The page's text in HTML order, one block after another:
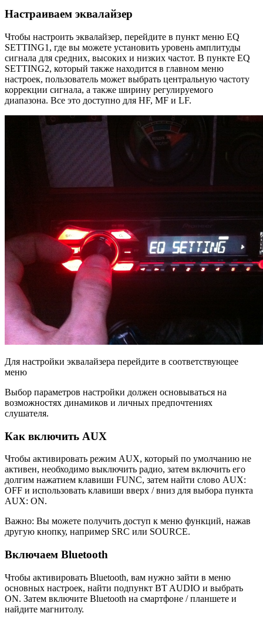
Настраиваем эквалайзер
Чтобы настроить эквалайзер, перейдите в пункт меню EQ
SETTING1, где вы можете установить уровень амплитуды
сигнала для средних, высоких и низких частот. В пункте EQ
SETTING2, который также находится в главном меню
настроек, пользователь может выбрать центральную частоту
коррекции сигнала, а также ширину регулируемого
диапазона. Все это доступно для HF, MF и LF.
Для настройки эквалайзера перейдите в соответствующее
меню
Выбор параметров настройки должен основываться на
возможностях динамиков и личных предпочтениях
слушателя.
Как включить AUX
Чтобы активировать режим AUX, который по умолчанию не
активен, необходимо выключить радио, затем включить его
долгим нажатием клавиши FUNC, затем найти слово AUX:
OFF и использовать клавиши вверх / вниз для выбора пункта
AUX: ON.
Важно: Вы можете получить доступ к меню функций, нажав
другую кнопку, например SRC или SOURCE.
Включаем Bluetooth
Чтобы активировать Bluetooth, вам нужно зайти в меню
основных настроек, найти подпункт BT AUDIO и выбрать
ON. Затем включите Bluetooth на смартфоне / планшете и
найдите магнитолу.